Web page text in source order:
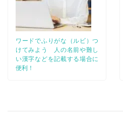
ワードでふりがな（ルビ）つ
けてみよう 人の名前や難し
い漢字などを記載する場合に
便利！